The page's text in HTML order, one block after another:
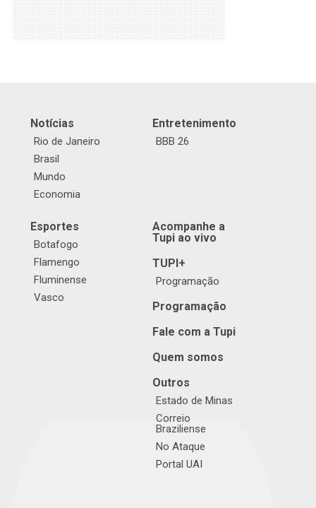
Notícias
Rio de Janeiro
Brasil
Mundo
Economia
Entretenimento
BBB 26
Esportes
Botafogo
Flamengo
Fluminense
Vasco
Acompanhe a
Tupi ao vivo
TUPI+
Programação
Programação
Fale com a Tupi
Quem somos
Outros
Estado de Minas
Correio
Braziliense
No Ataque
Portal UAI